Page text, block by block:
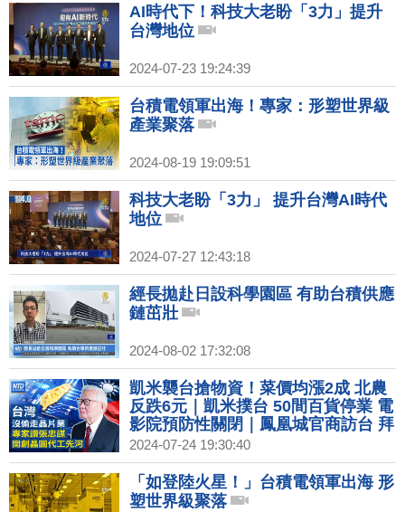
AI時代下！科技大老盼「3力」提升
台灣地位
2024-07-23 19:24:39
台積電領軍出海！專家：形塑世界級
產業聚落
2024-08-19 19:09:51
科技大老盼「3力」 提升台灣AI時代
地位
2024-07-27 12:43:18
經長拋赴日設科學園區 有助台積供應
鏈茁壯
2024-08-02 17:32:08
凱米襲台搶物資！菜價均漲2成 北農
反跌6元｜凱米撲台 50間百貨停業 電
影院預防性關閉｜鳳凰城官商訪台 拜
會台積複製「台灣經驗」｜2026推摺
疊iPhone？傳蘋果已聯絡亞洲供應商
2024-07-24 19:30:40
「如登陸火星！」台積電領軍出海 形
塑世界級聚落